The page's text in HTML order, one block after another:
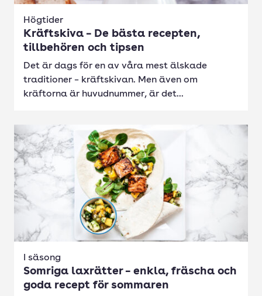
Högtider
Kräftskiva – De bästa recepten,
tillbehören och tipsen
Det är dags för en av våra mest älskade
traditioner – kräftskivan. Men även om
kräftorna är huvudnummer, är det...
I säsong
Somriga laxrätter – enkla, fräscha och
goda recept för sommaren